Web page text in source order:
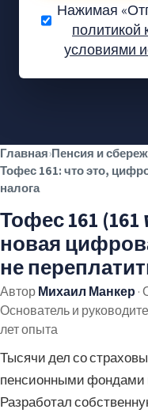
Нажимая
политикой
условиями
Вам
деньги —
Проверка без
✓ Без предоплаты
✓ Тысячи
Главная›Пенсия и
Тофес 161: что это,
налога
Тофес 161 (טופס 161): что это,
новая
не
АвторМихаил Манкер ·
Основатель и
лет опыта
Тысячи дел со
пенсионными фондами
Разработал